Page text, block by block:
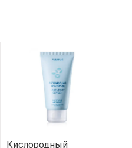
Кислородный